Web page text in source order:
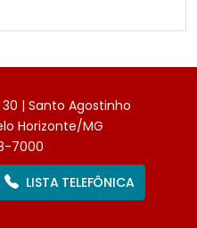
| Santo Agostinho
Horizonte/MG
7000
LISTA TELEFÔNICA